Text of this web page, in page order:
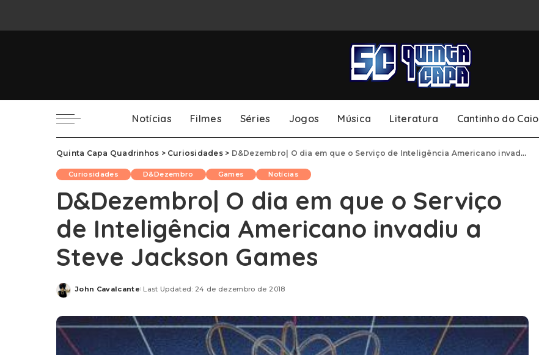
Notícias Filmes Séries Jogos Música Literatura Cantinho do Caio
Quinta Capa Quadrinhos > Curiosidades> D&Dezembro| O dia em que o Serviço de Inteligência Americano invadiu a Steve Jackson Games
Curiosidades D&Dezembro Games Notícias
D&Dezembro| O dia em que o Serviço
de Inteligência Americano invadiu a
Steve Jackson Games
Posted
John Cavalcante Last Updated: 24 de dezembro de 2018